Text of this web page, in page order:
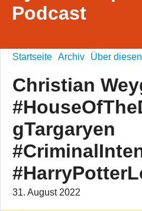
Podcast
Startseite Archiv Über
Christian
gTargaryen
31. August 2022